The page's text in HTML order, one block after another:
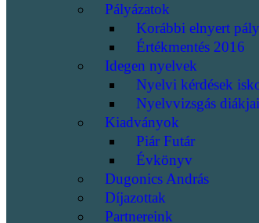
Pályázatok
Korábbi elnyert
Értékmentés 2016
Idegen nyelvek
Nyelvi kérdések
Nyelvvizsgás
Kiadványok
Piár Futár
Évkönyv
Dugonics András
Díjazottak
Partnereink